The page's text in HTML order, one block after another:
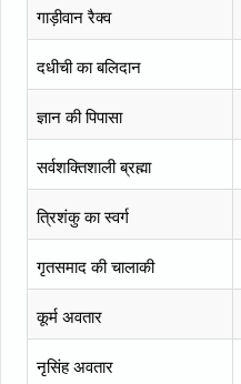
गाड़ीवान रैक्व
दधीची का बलिदान
ज्ञान की पिपासा
सर्वशक्तिशाली ब्रह्मा
त्रिशंकु का स्वर्ग
गृतसमाद की चालाकी
कूर्म अवतार
नृसिंह अवतार